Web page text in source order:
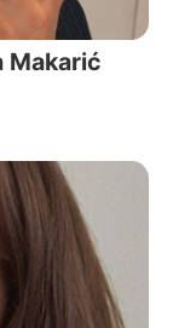
Makarić